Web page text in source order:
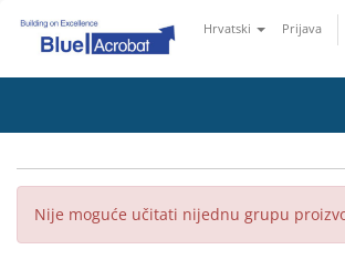
Hrvatski Prijava
Nije moguće učitati nijednu grupu